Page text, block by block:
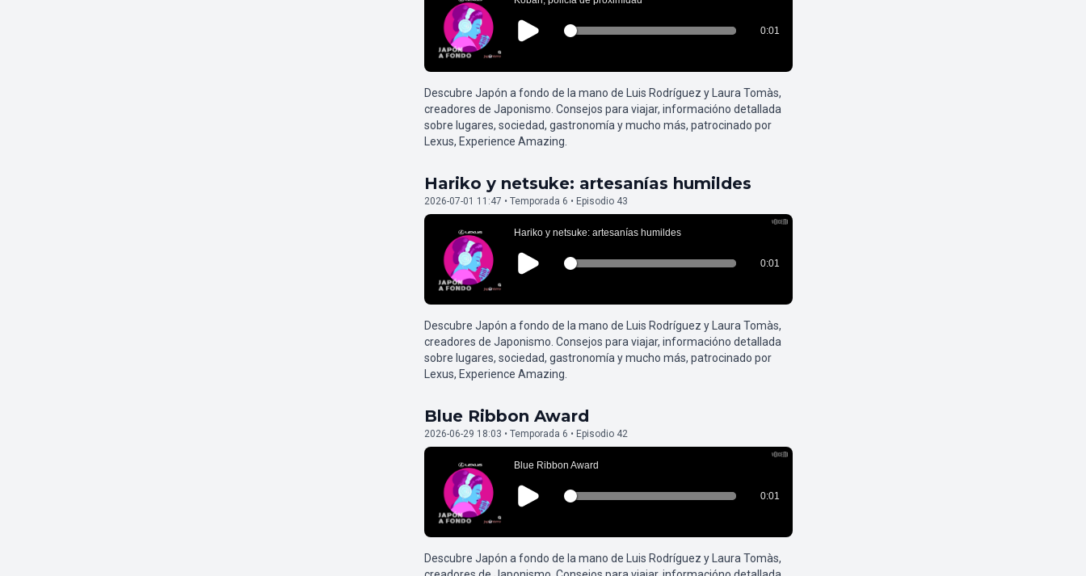
Descubre Japón a fondo de la mano de Luis Rodríguez y Laura Tomàs,
creadores de Japonismo. Consejos para viajar, informacióno detallada
sobre lugares, sociedad, gastronomía y mucho más, patrocinado por
Lexus, Experience Amazing.
Hariko y netsuke: artesanías humildes
2026-07-01 11:47 • Temporada 6 • Episodio 43
Descubre Japón a fondo de la mano de Luis Rodríguez y Laura Tomàs,
creadores de Japonismo. Consejos para viajar, informacióno detallada
sobre lugares, sociedad, gastronomía y mucho más, patrocinado por
Lexus, Experience Amazing.
Blue Ribbon Award
2026-06-29 18:03 • Temporada 6 • Episodio 42
Descubre Japón a fondo de la mano de Luis Rodríguez y Laura Tomàs,